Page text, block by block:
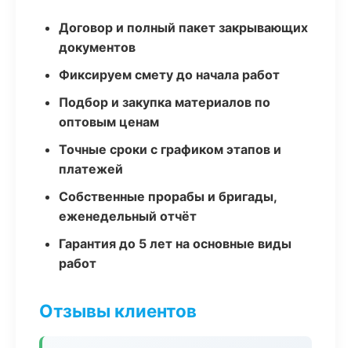
Договор и полный пакет закрывающих
документов
Фиксируем смету до начала работ
Подбор и закупка материалов по
оптовым ценам
Точные сроки с графиком этапов и
платежей
Собственные прорабы и бригады,
еженедельный отчёт
Гарантия до 5 лет на основные виды
работ
Отзывы клиентов